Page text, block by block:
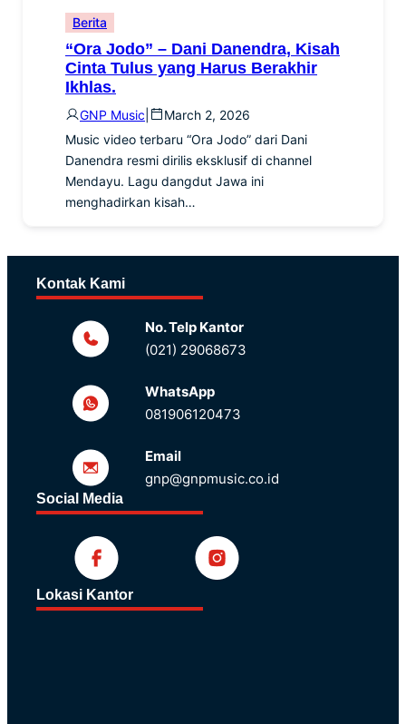
Berita
“Ora Jodo” – Dani Danendra, Kisah
Cinta Tulus yang Harus Berakhir
Ikhlas.
GNP Music
March 2, 2026
Music video terbaru “Ora Jodo” dari Dani
Danendra resmi dirilis eksklusif di channel
Mendayu. Lagu dangdut Jawa ini
menghadirkan kisah…
Kontak Kami
No. Telp Kantor
(021) 29068673
WhatsApp
081906120473
Email
gnp@gnpmusic.co.id
Social Media
Lokasi Kantor